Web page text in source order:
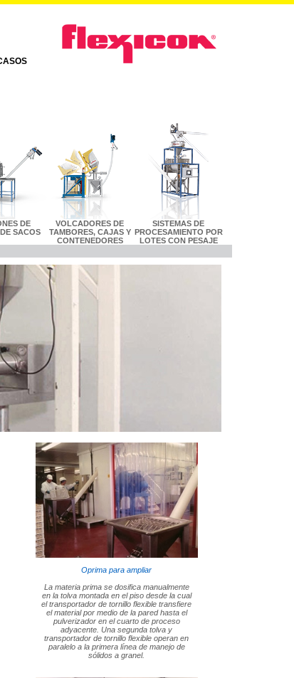
DE
SACOS
VOLCADORES DE
TAMBORES, CAJAS Y
CONTENEDORES
SISTEMAS DE
PROCESAMIENTO POR
LOTES CON PESAJE
Oprima para ampliar
La materia prima se dosifica manualmente
en la tolva montada en el piso desde la cual
el transportador de tornillo flexible transfiere
el material por medio de la pared hasta el
pulverizador en el cuarto de proceso
adyacente. Una segunda tolva y
transportador de tornillo flexible operan en
paralelo a la primera línea de manejo de
sólidos a granel.